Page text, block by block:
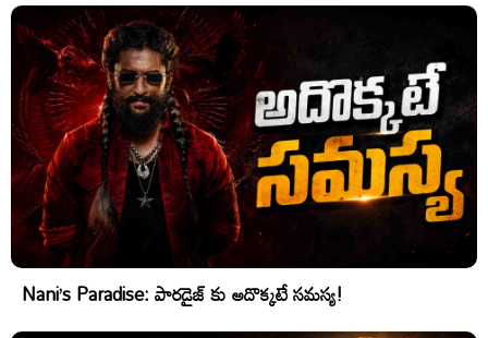
Nani’s Paradise: పారడైజ్ కు అదొక్కటే సమస్య!